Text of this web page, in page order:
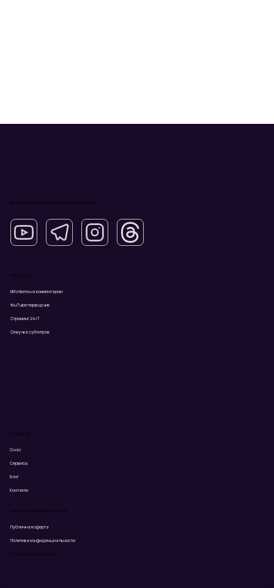
Инструменты на базе ИИ для авторов YouTube.
ПРОДУКТЫ
ИИ ответы на комментарии
YouTube перводчик
Стриминг 24/7
Озвучка субтитров
КОМПАНИЯ
О нас
Сервисы
Блог
Контакты
ЮРИДИЧЕСКАЯ ИНФОРМАЦИЯ
Публичная оферта
Политика конфиденциальности
info@creator-tools.com